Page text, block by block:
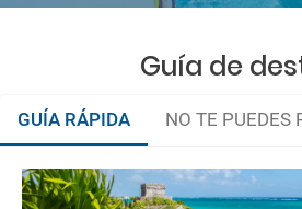
Guía de
GUÍA RÁPIDA NO TE PUEDES
La huella de los mayas